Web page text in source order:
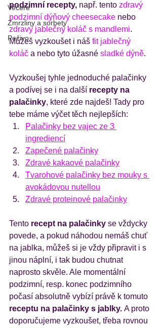
Večeře
Zmrzliny a sorbety
Pečivo
podzimní recepty, např. tento zdravý
podzimní dýňový cheesecake nebo
zdravý jablečný koláč s mandlemi.
Můžeš vyzkoušet i náš fit jablečný
koláč a nebo tyto úžasné sladké dýně.
Vyzkoušej tyhle jednoduché palačinky
a podívej se i na další recepty na
palačinky, které zde najdeš! Tady pro
tebe máme výčet těch nejlepších:
Palačinky bez vajec ze 3
ingrediencí
Zapečené palačinky
Zdravé kakaové palačinky
Tvarohové palačinky bez mouky s
avokádovou nutellou
Zdravé proteinové palačinky
Tento recept na palačinky se vždycky
povede, a pokud náhodou nemáš chuť
na jablka, můžeš si je vždy připravit i s
jinou náplní, i tak budou chutnat
naprosto skvěle. Ale momentální
podzimní, resp. konec podzimního
počasí absolutně vybízí právě k tomuto
receptu na palačinky s jablky. A proto
doporučujeme vyzkoušet, třeba rovnou